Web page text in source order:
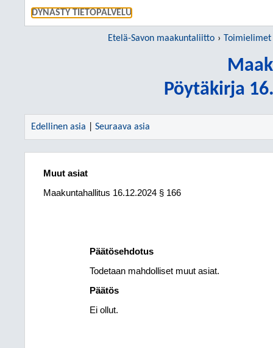
DYNASTY TIETOPALVELU
Etelä-Savon maakuntaliitto Toimielimet
Pöytäkirja
Edellinen asia Seuraava asia
Muut asiat
Maakuntahallitus 16.12.2024 § 166
Päätösehdotus
Todetaan mahdolliset muut asiat.
Päätös
Ei ollut.